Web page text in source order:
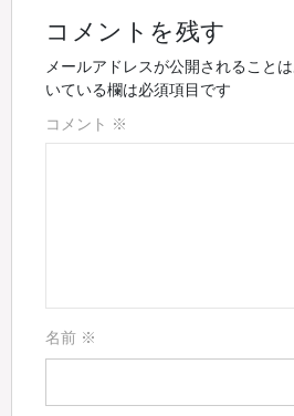
コメントを残す
メールアドレスが公開されることは
いている欄は必須項目です
コメント ※
名前 ※